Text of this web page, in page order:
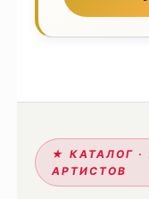
★ КАТАЛОГ ·
АРТИСТОВ